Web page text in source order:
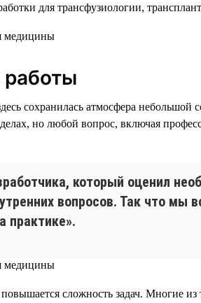
для трансфузиологии,
работы
сохранилась атмосфера небольшой
но любой вопрос, включая
который оценил
вопросов. Так что мы
практике».
сложность задач. Многие